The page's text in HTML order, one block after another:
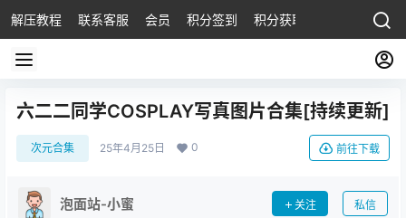
解压教程 联系客服 会员 积分签到 积分获取
六二二同学COSPLAY写真图片合集[持续更新]
次元合集 25年4月25日 0 前往下载
泡面站-小蜜 关注 私信